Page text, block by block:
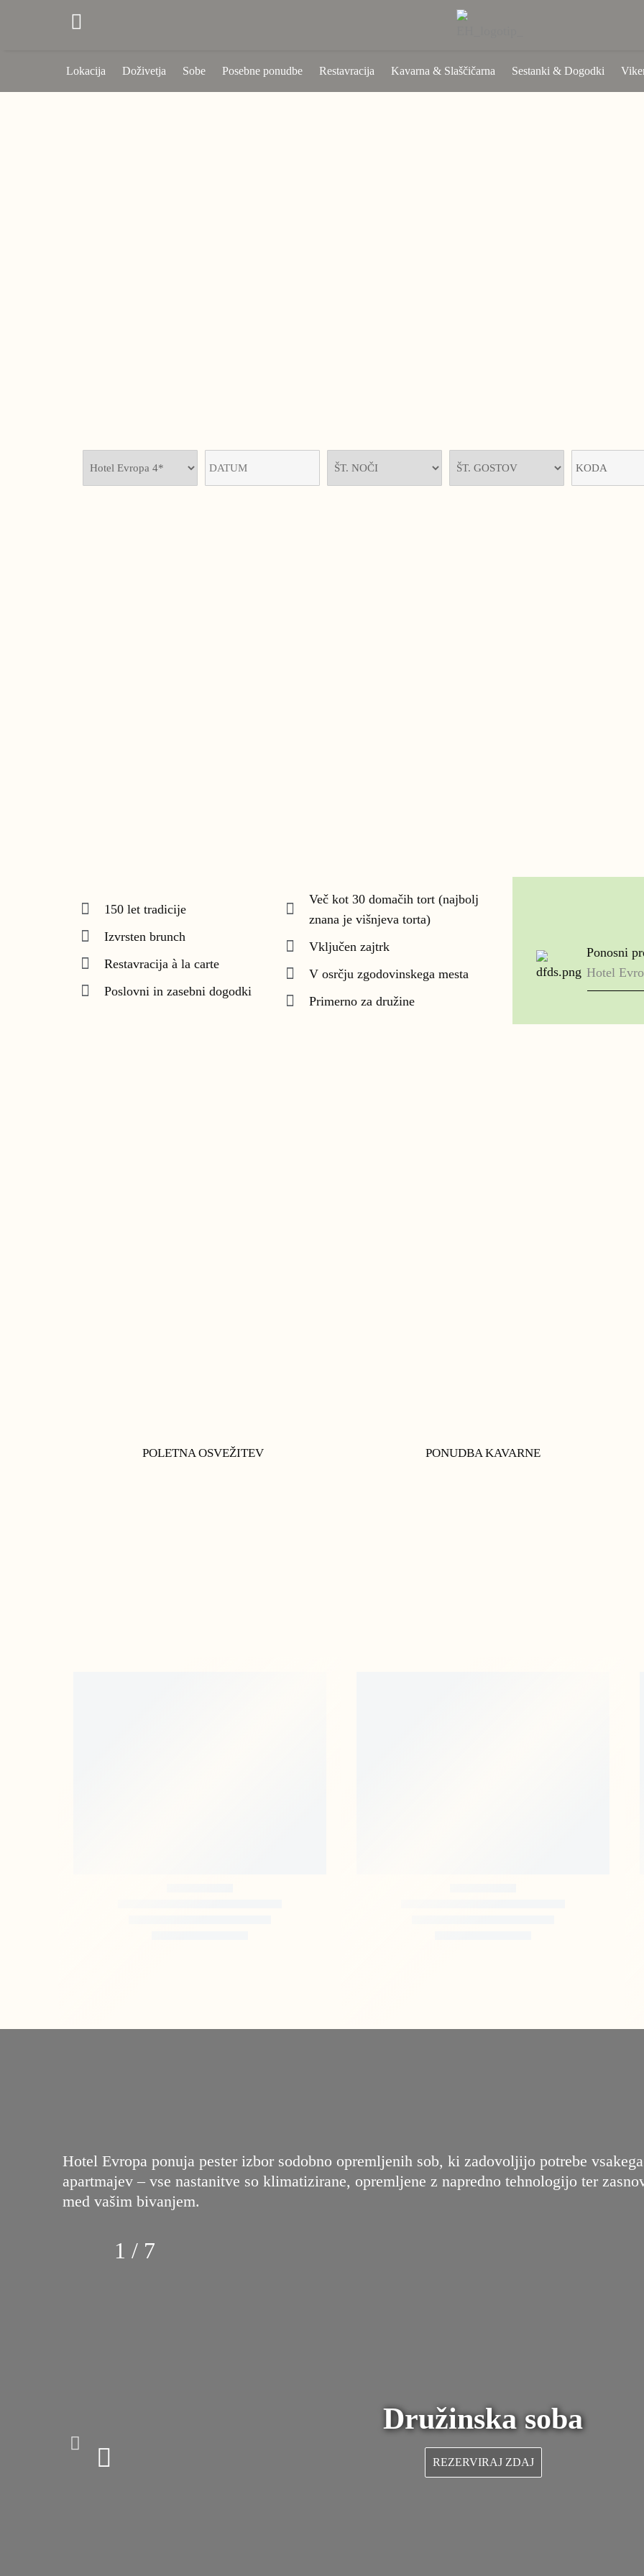
Lokacija Doživetja Sobe Posebne ponudbe Restavracija Kavarna & Slaščičarna Sestanki & Dogodki
150 let tradicije
Izvrsten brunch
Restavracija à la carte
Poslovni in zasebni dogodki
Več kot 30 domačih tort (najbolj
znana je višnjeva torta)
Vključen zajtrk
V osrčju zgodovinskega mesta
Primerno za družine
Ponosni
Hotel
POLETNA OSVEŽITEV PONUDBA KAVARNE
Hotel Evropa ponuja pester izbor sodobno opremljenih sob, ki zadovoljijo potrebe
apartmajev ‒ vse nastanitve so klimatizirane, opremljene z napredno tehnologijo ter
med vašim bivanjem.
1 / 7
Družinska soba
REZERVIRAJ ZDAJ